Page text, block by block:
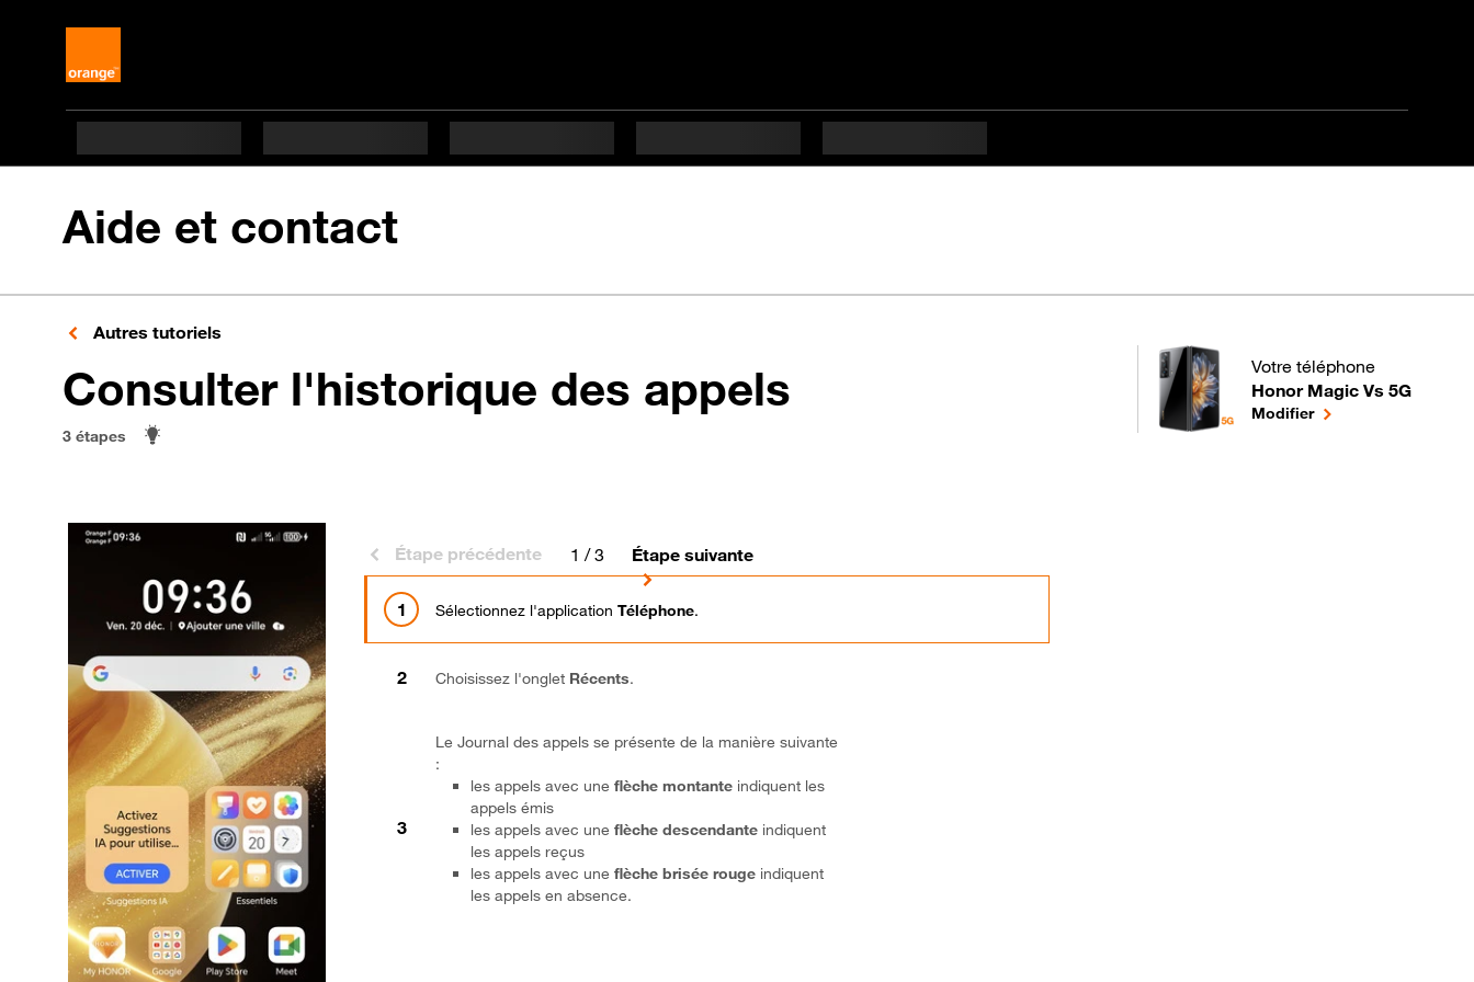
Aide et contact
Autres tutoriels
Consulter l'historique des appels en 3 étapes difficulté
3 étapes
Votre téléphone
Honor Magic Vs 5G
pour votre Honor Magic Vs
Modifierle téléphone
Étape précédente 1 / 3 Étape suivante
Sélectionnez l'applicationTéléphone.
Choisissez l'onglet Récents.
Le Journal des appels se présente de la manière suivante
:
les appels avec une flèche montante indiquent les
appels émis
les appels avec uneflèche descendante indiquent
les appels reçus
les appels avec une flèche brisée rouge indiquent
les appels en absence.